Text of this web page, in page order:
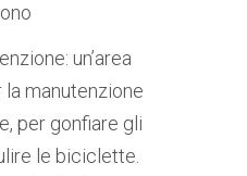
un’area
manutenzione
per gonfiare gli
le biciclette.